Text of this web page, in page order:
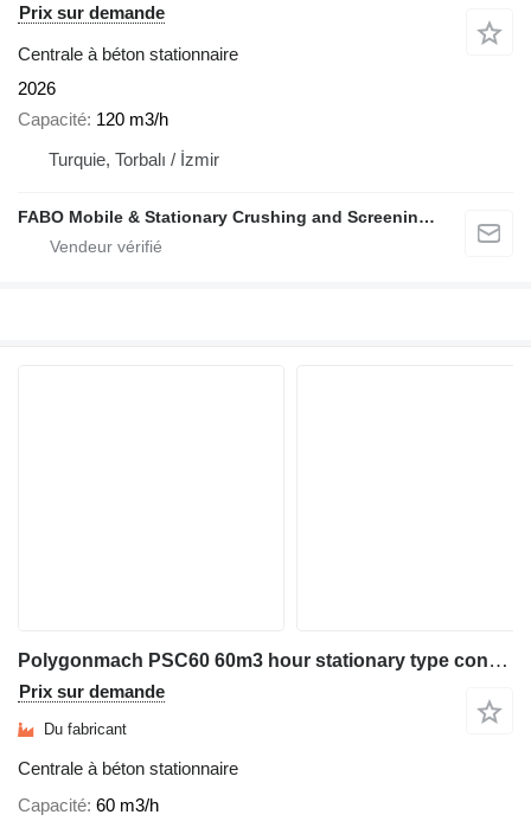
Prix sur demande
Centrale à béton stationnaire
2026
Capacité 120 m3/h
Turquie, Torbalı / İzmir
FABO Mobile & Stationary Crushing and Screening Plants | Concrete Batching Plants Manufacturer
Polygonmach PSC60 60m3 hour stationary type concrete plant
Prix sur demande
Du fabricant
Centrale à béton stationnaire
Capacité 60 m3/h